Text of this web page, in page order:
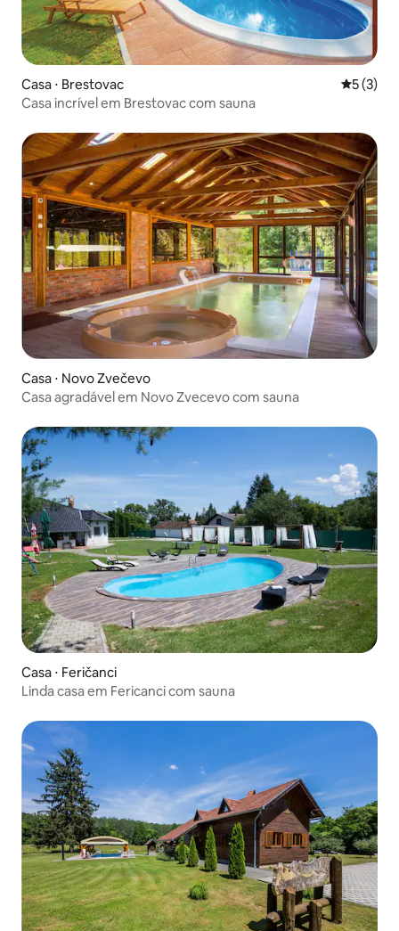
Casa ⋅ Brestovac 5 de
5 (3)
Casa incrível em Brestovac com sauna
Casa ⋅ Novo Zvečevo
Casa agradável em Novo Zvecevo com sauna
Casa ⋅ Feričanci
Linda casa em Fericanci com sauna